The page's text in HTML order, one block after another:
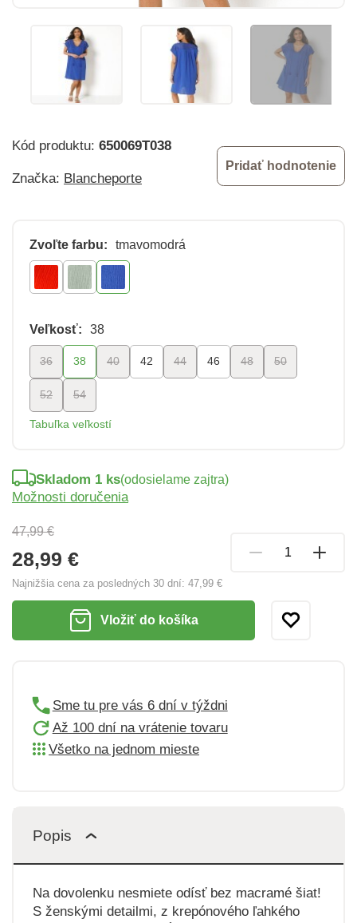
Kód produktu: 650069T038
Značka: Blancheporte
Pridať hodnotenie
Zvoľte farbu: tmavomodrá
Veľkosť: 38
36 38 40 42 44 46 48 50
52 54
Tabuľka veľkostí
47,99 €
28,99 €
Najnižšia cena za posledných 30 dní: 47,99 €
Skladom 1 ks(odosielame zajtra)
Možnosti doručenia
Vložiť do košíka
Sme tu pre vás 6 dní v týždni
Až 100 dní na vrátenie tovaru
Všetko na jednom mieste
Popis
Na dovolenku nesmiete odísť bez macramé šiat!
S ženskými detailmi, z krepónového ľahkého